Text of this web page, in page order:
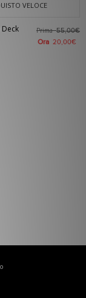
VELOCE
Prima55,00€
Ora 20,00€